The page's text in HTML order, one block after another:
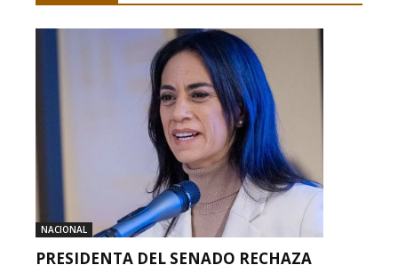
NACIONAL
PRESIDENTA DEL SENADO RECHAZA